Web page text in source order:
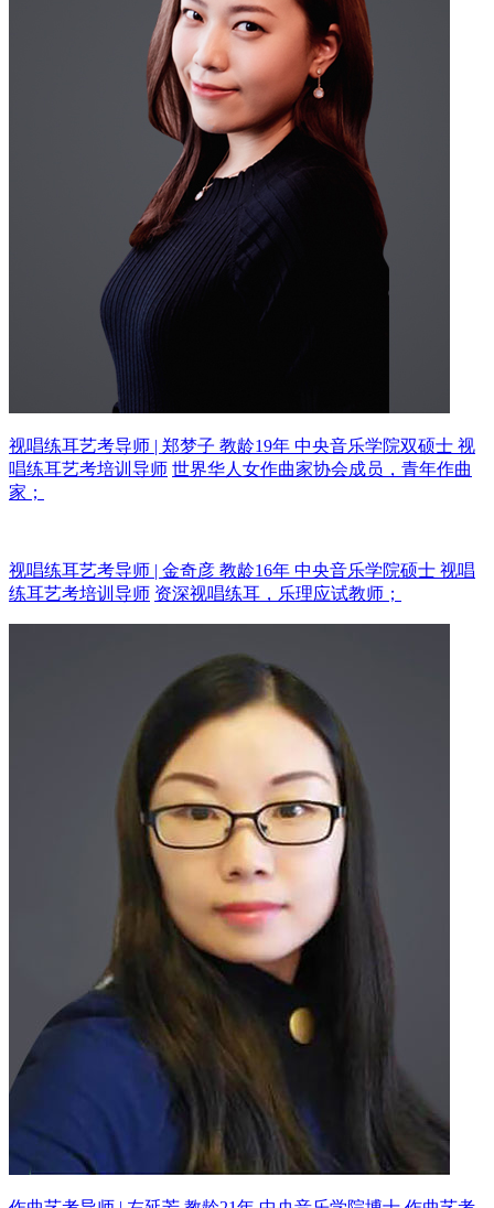
视唱练耳艺考导师 | 郑梦子 教龄19年 中央音乐学院双硕士 视
唱练耳艺考培训导师 世界华人女作曲家协会成员，青年作曲
家；
视唱练耳艺考导师 | 金奇彦 教龄16年 中央音乐学院硕士 视唱
练耳艺考培训导师 资深视唱练耳，乐理应试教师；